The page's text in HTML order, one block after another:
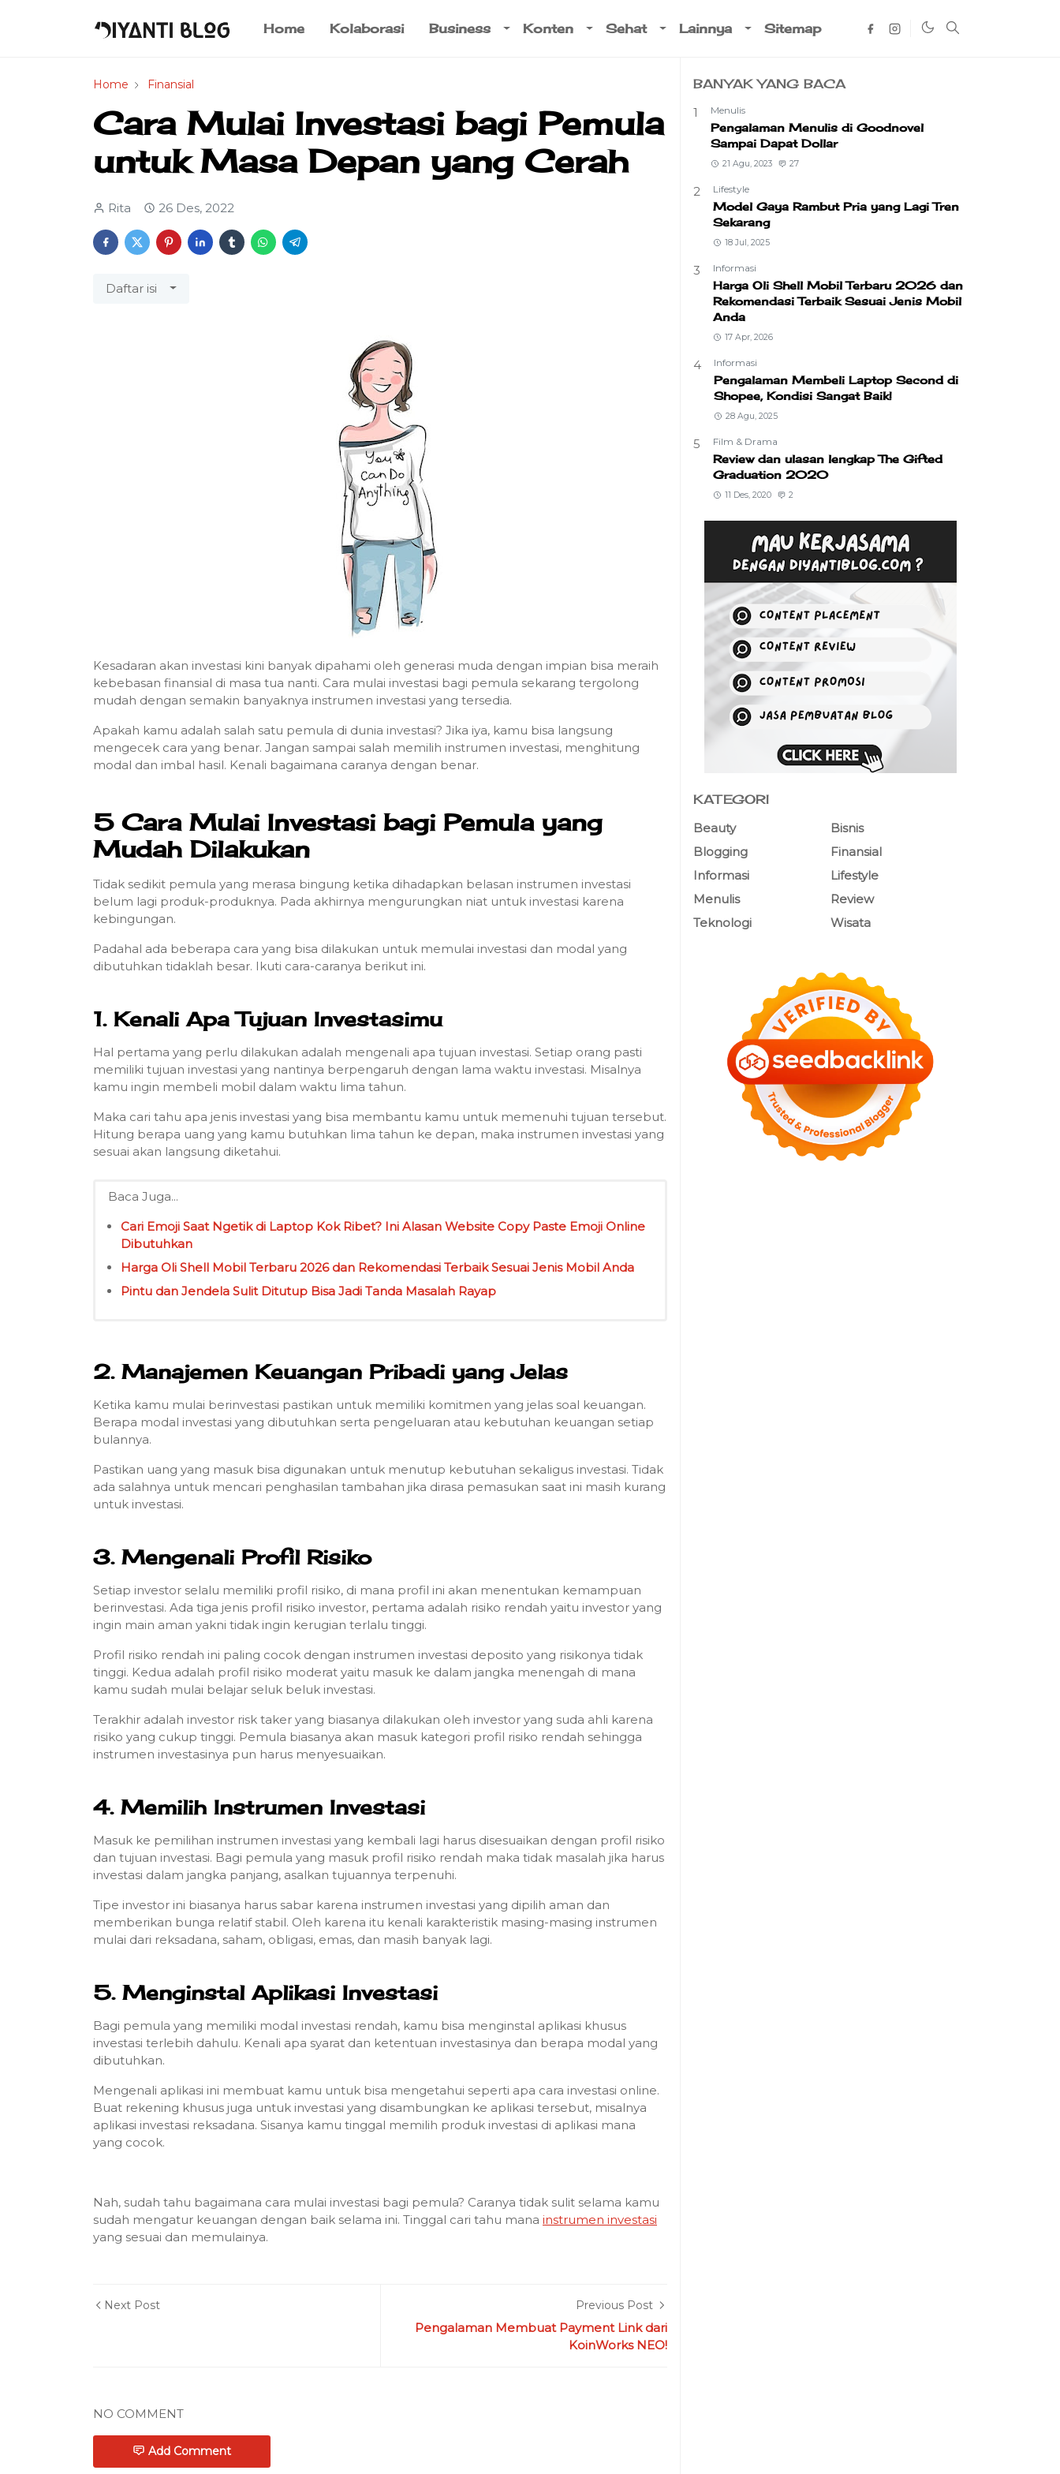
Home Kolaborasi Business Konten Sehat Lainnya Sitemap
Home Finansial
Cara Mulai Investasi bagi Pemula
untuk Masa Depan yang Cerah
Rita 26 Des, 2022
Daftar isi
Kesadaran akan investasi kini banyak dipahami oleh generasi muda dengan impian bisa meraih
kebebasan finansial di masa tua nanti. Cara mulai investasi bagi pemula sekarang tergolong
mudah dengan semakin banyaknya instrumen investasi yang tersedia.
Apakah kamu adalah salah satu pemula di dunia investasi? Jika iya, kamu bisa langsung
mengecek cara yang benar. Jangan sampai salah memilih instrumen investasi, menghitung
modal dan imbal hasil. Kenali bagaimana caranya dengan benar.
5 Cara Mulai Investasi bagi Pemula yang
Mudah Dilakukan
Tidak sedikit pemula yang merasa bingung ketika dihadapkan belasan instrumen investasi
belum lagi produk-produknya. Pada akhirnya mengurungkan niat untuk investasi karena
kebingungan.
Padahal ada beberapa cara yang bisa dilakukan untuk memulai investasi dan modal yang
dibutuhkan tidaklah besar. Ikuti cara-caranya berikut ini.
1. Kenali Apa Tujuan Investasimu
Hal pertama yang perlu dilakukan adalah mengenali apa tujuan investasi. Setiap orang pasti
memiliki tujuan investasi yang nantinya berpengaruh dengan lama waktu investasi. Misalnya
kamu ingin membeli mobil dalam waktu lima tahun.
Maka cari tahu apa jenis investasi yang bisa membantu kamu untuk memenuhi tujuan tersebut.
Hitung berapa uang yang kamu butuhkan lima tahun ke depan, maka instrumen investasi yang
sesuai akan langsung diketahui.
Baca Juga...
Cari Emoji Saat Ngetik di Laptop Kok Ribet? Ini Alasan Website Copy Paste Emoji Online
Dibutuhkan
Harga Oli Shell Mobil Terbaru 2026 dan Rekomendasi Terbaik Sesuai Jenis Mobil Anda
Pintu dan Jendela Sulit Ditutup Bisa Jadi Tanda Masalah Rayap
2. Manajemen Keuangan Pribadi yang Jelas
Ketika kamu mulai berinvestasi pastikan untuk memiliki komitmen yang jelas soal keuangan.
Berapa modal investasi yang dibutuhkan serta pengeluaran atau kebutuhan keuangan setiap
bulannya.
Pastikan uang yang masuk bisa digunakan untuk menutup kebutuhan sekaligus investasi. Tidak
ada salahnya untuk mencari penghasilan tambahan jika dirasa pemasukan saat ini masih kurang
untuk investasi.
3. Mengenali Profil Risiko
Setiap investor selalu memiliki profil risiko, di mana profil ini akan menentukan kemampuan
berinvestasi. Ada tiga jenis profil risiko investor, pertama adalah risiko rendah yaitu investor yang
ingin main aman yakni tidak ingin kerugian terlalu tinggi.
Profil risiko rendah ini paling cocok dengan instrumen investasi deposito yang risikonya tidak
tinggi. Kedua adalah profil risiko moderat yaitu masuk ke dalam jangka menengah di mana
kamu sudah mulai belajar seluk beluk investasi.
Terakhir adalah investor risk taker yang biasanya dilakukan oleh investor yang suda ahli karena
risiko yang cukup tinggi. Pemula biasanya akan masuk kategori profil risiko rendah sehingga
instrumen investasinya pun harus menyesuaikan.
4. Memilih Instrumen Investasi
Masuk ke pemilihan instrumen investasi yang kembali lagi harus disesuaikan dengan profil risiko
dan tujuan investasi. Bagi pemula yang masuk profil risiko rendah maka tidak masalah jika harus
investasi dalam jangka panjang, asalkan tujuannya terpenuhi.
Tipe investor ini biasanya harus sabar karena instrumen investasi yang dipilih aman dan
memberikan bunga relatif stabil. Oleh karena itu kenali karakteristik masing-masing instrumen
mulai dari reksadana, saham, obligasi, emas, dan masih banyak lagi.
5. Menginstal Aplikasi Investasi
Bagi pemula yang memiliki modal investasi rendah, kamu bisa menginstal aplikasi khusus
investasi terlebih dahulu. Kenali apa syarat dan ketentuan investasinya dan berapa modal yang
dibutuhkan.
Mengenali aplikasi ini membuat kamu untuk bisa mengetahui seperti apa cara investasi online.
Buat rekening khusus juga untuk investasi yang disambungkan ke aplikasi tersebut, misalnya
aplikasi investasi reksadana. Sisanya kamu tinggal memilih produk investasi di aplikasi mana
yang cocok.
Nah, sudah tahu bagaimana cara mulai investasi bagi pemula? Caranya tidak sulit selama kamu
sudah mengatur keuangan dengan baik selama ini. Tinggal cari tahu mana instrumen investasi
yang sesuai dan memulainya.
Next Post Previous Post
Pengalaman Membuat Payment Link dari
KoinWorks NEO!
NO COMMENT
Add Comment
BANYAK YANG BACA
1 Menulis
Pengalaman Menulis di Goodnovel
Sampai Dapat Dollar
21 Agu, 2023 27
2 Lifestyle
Model Gaya Rambut Pria yang Lagi Tren
Sekarang
18 Jul, 2025
3 Informasi
Harga Oli Shell Mobil Terbaru 2026 dan
Rekomendasi Terbaik Sesuai Jenis Mobil
Anda
17 Apr, 2026
4 Informasi
Pengalaman Membeli Laptop Second di
Shopee, Kondisi Sangat Baik!
28 Agu, 2025
5 Film & Drama
Review dan ulasan lengkap The Gifted
Graduation 2020
11 Des, 2020 2
KATEGORI
Beauty
Bisnis
Blogging
Finansial
Informasi
Lifestyle
Menulis
Review
Teknologi
Wisata